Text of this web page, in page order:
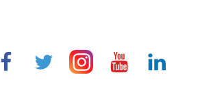
FacebookTwitterInstragramYoutubeLinkedin